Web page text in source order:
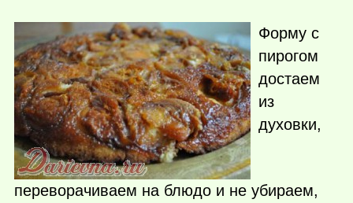
Форму с
пирогом
достаем
из
духовки,
переворачиваем на блюдо и не убираем,